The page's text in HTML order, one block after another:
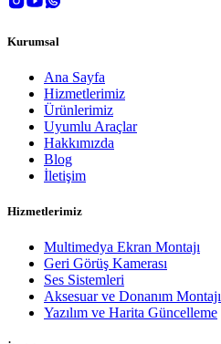
Kurumsal
Ana Sayfa
Hizmetlerimiz
Ürünlerimiz
Uyumlu Araçlar
Hakkımızda
Blog
İletişim
Hizmetlerimiz
Multimedya Ekran Montajı
Geri Görüş Kamerası
Ses Sistemleri
Aksesuar ve Donanım Montajı
Yazılım ve Harita Güncelleme